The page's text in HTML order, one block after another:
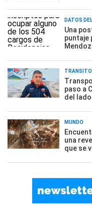
DATOS
Una
puntaje
TRÁNSITO
paso a
del
MUNDO
una
que se